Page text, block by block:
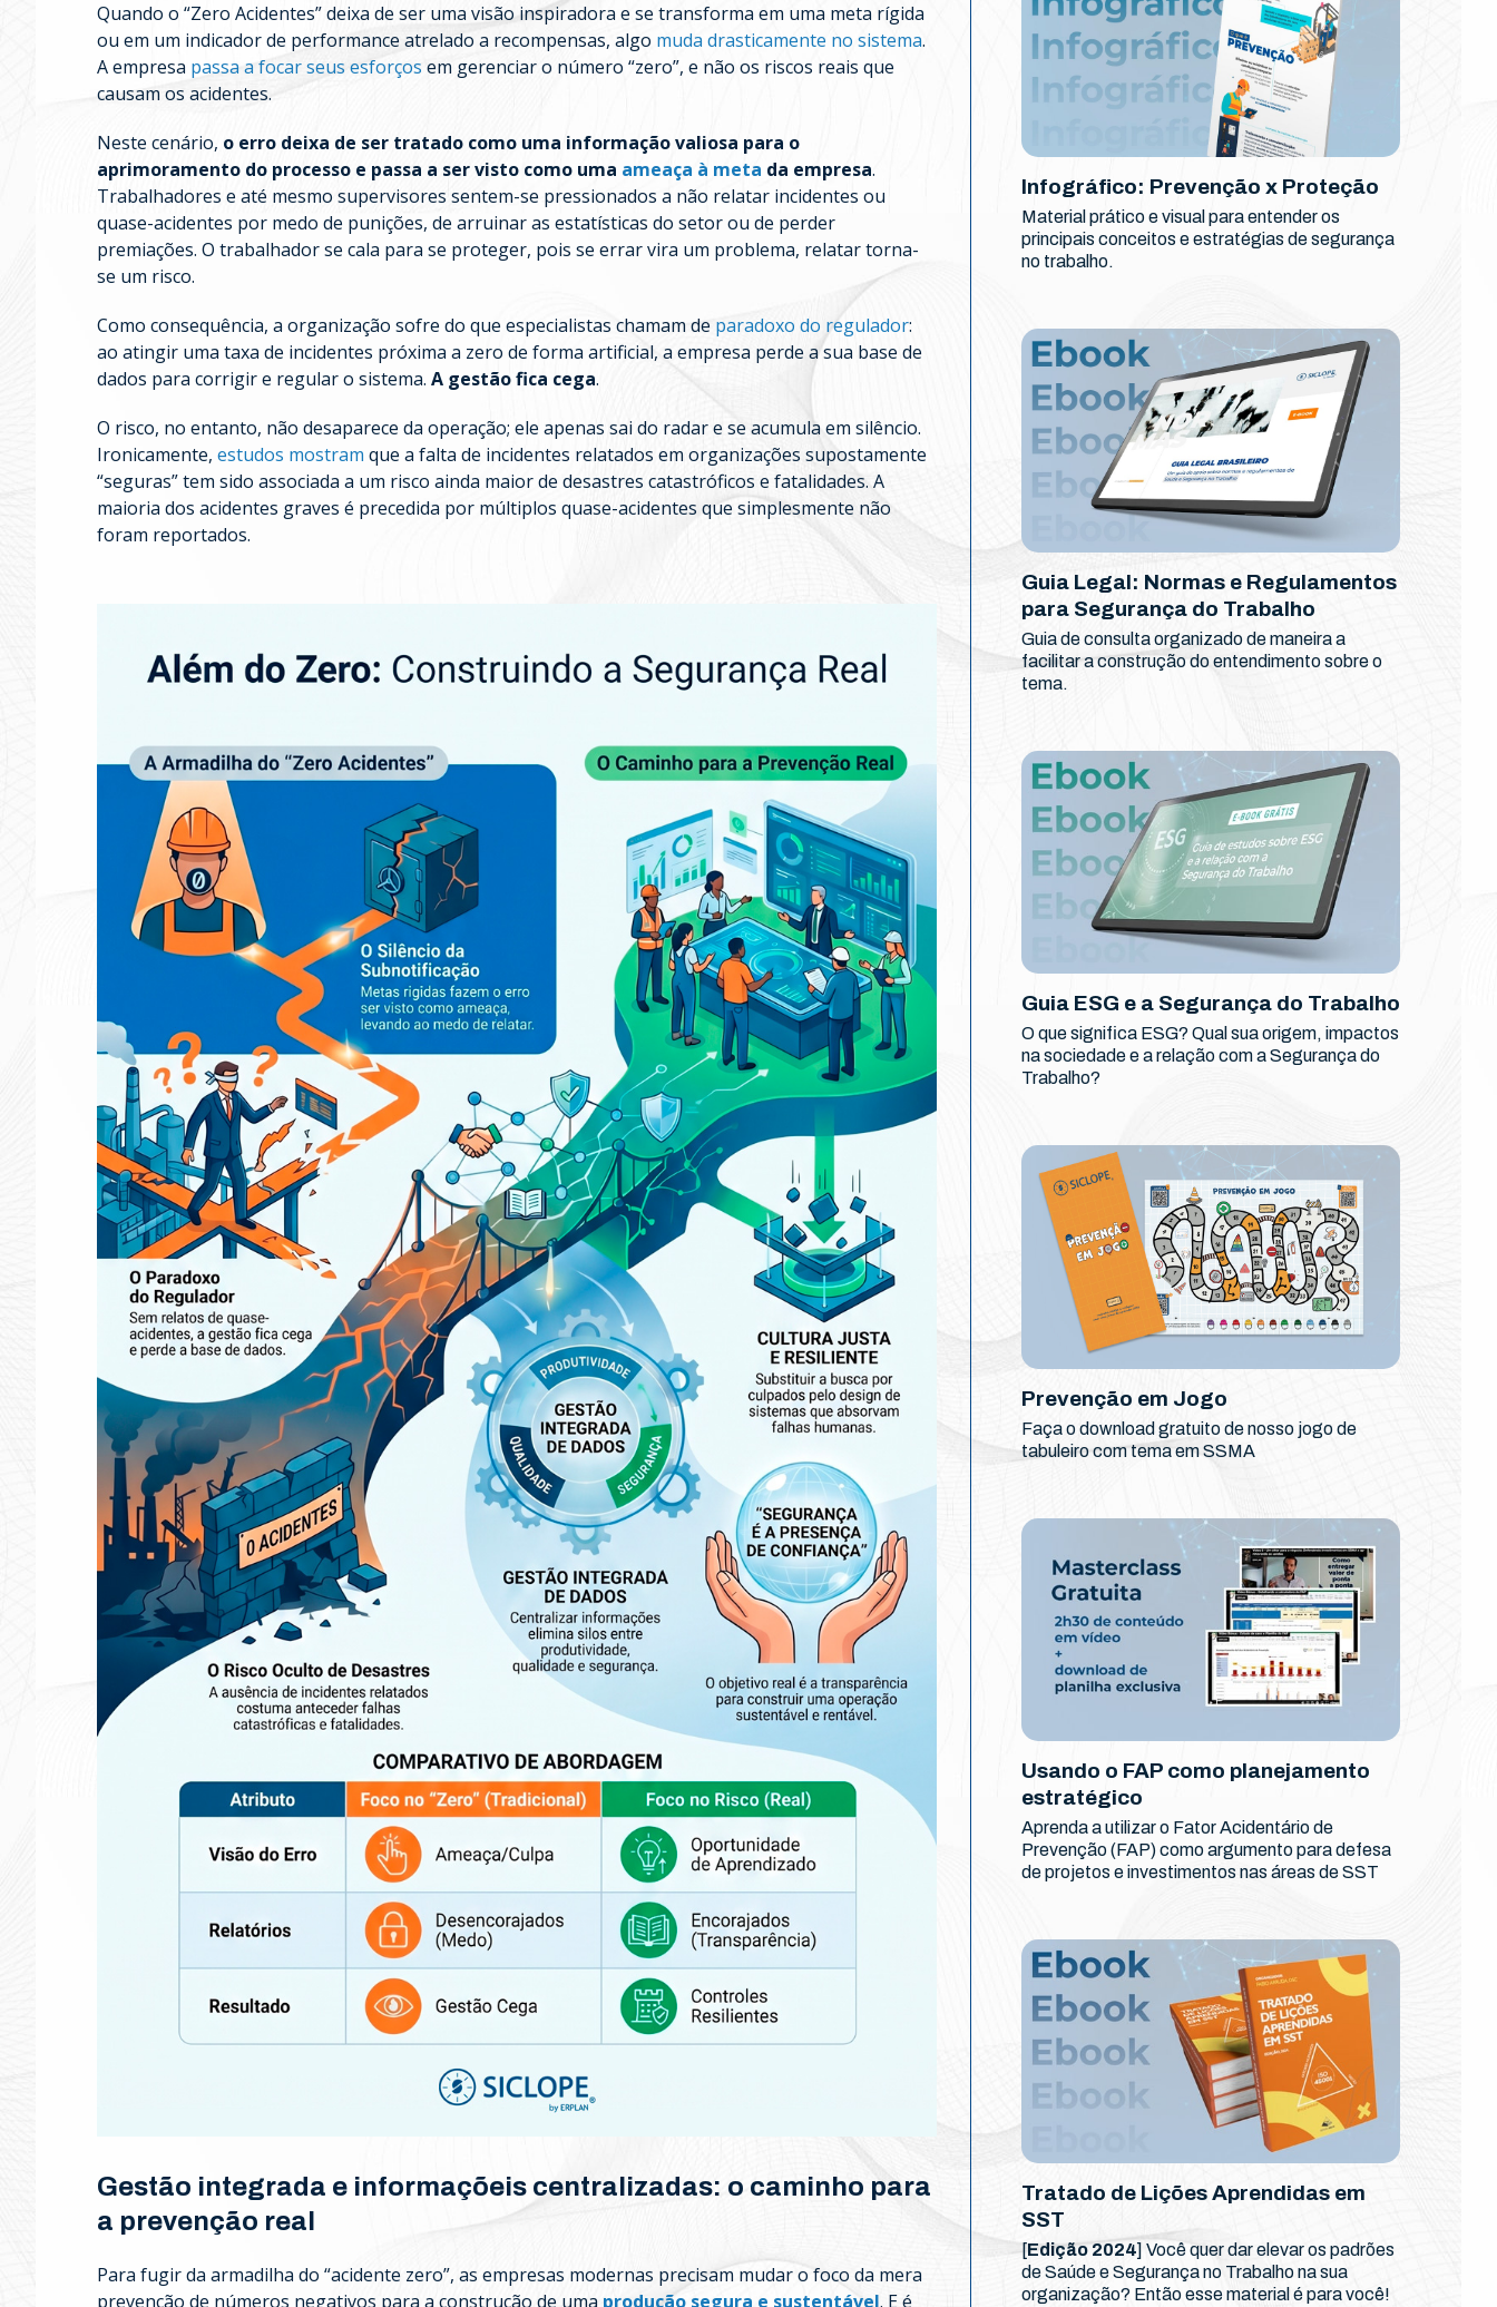
Quando o “Zero Acidentes” deixa de ser uma visão inspiradora e se transforma em uma meta rígida
ou em um indicador de performance atrelado a recompensas, algo muda drasticamente no sistema.
A empresa passa a focar seus esforços em gerenciar o número “zero”, e não os riscos reais que
causam os acidentes.
Neste cenário, o erro deixa de ser tratado como uma informação valiosa para o
aprimoramento do processo e passa a ser visto como uma ameaça à meta da empresa.
Trabalhadores e até mesmo supervisores sentem-se pressionados a não relatar incidentes ou
quase-acidentes por medo de punições, de arruinar as estatísticas do setor ou de perder
premiações. O trabalhador se cala para se proteger, pois se errar vira um problema, relatar torna-
se um risco.
Como consequência, a organização sofre do que especialistas chamam de paradoxo do regulador:
ao atingir uma taxa de incidentes próxima a zero de forma artificial, a empresa perde a sua base de
dados para corrigir e regular o sistema. A gestão fica cega.
O risco, no entanto, não desaparece da operação; ele apenas sai do radar e se acumula em silêncio.
Ironicamente, estudos mostram que a falta de incidentes relatados em organizações supostamente
“seguras” tem sido associada a um risco ainda maior de desastres catastróficos e fatalidades. A
maioria dos acidentes graves é precedida por múltiplos quase-acidentes que simplesmente não
foram reportados.
Gestão integrada e informaçõeis centralizadas: o caminho para
a prevenção real
Para fugir da armadilha do “acidente zero”, as empresas modernas precisam mudar o foco da mera
prevenção de números negativos para a construção de uma produção segura e sustentável. E é
Infográfico: Prevenção x Proteção
Material prático e visual para entender os
principais conceitos e estratégias de segurança
no trabalho.
Guia Legal: Normas e Regulamentos
para Segurança do Trabalho
Guia de consulta organizado de maneira a
facilitar a construção do entendimento sobre o
tema.
Guia ESG e a Segurança do Trabalho
O que significa ESG? Qual sua origem, impactos
na sociedade e a relação com a Segurança do
Trabalho?
Prevenção em Jogo
Faça o download gratuito de nosso jogo de
tabuleiro com tema em SSMA
Usando o FAP como planejamento
estratégico
Aprenda a utilizar o Fator Acidentário de
Prevenção (FAP) como argumento para defesa
de projetos e investimentos nas áreas de SST
Tratado de Lições Aprendidas em
SST
[Edição 2024] Você quer dar elevar os padrões
de Saúde e Segurança no Trabalho na sua
organização? Então esse material é para você!